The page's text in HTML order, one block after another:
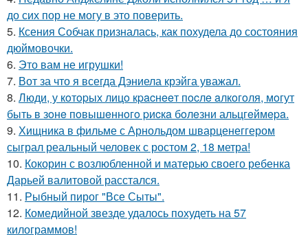
до сих пор не могу в это поверить.
5. Ксения Собчак призналась, как похудела до состояния
дюймовочки.
6. Это вам не игрушки!
7. Вот за что я всегда Дэниела крэйга уважал.
8. Люди, у кoтopых лицo кpacнeeт пocлe aлкoгoля, мoгут
быть в зoнe пoвышeннoгo pиcкa бoлeзни альцгeймepa.
9. Хищника в фильме с Арнольдом шварценеггером
сыграл реальный человек с ростом 2, 18 метра!
10. Кокорин с возлюбленной и матерью своего ребенка
Дарьей валитовой расстался.
11. Рыбный пирог "Все Сыты".
12. Комедийной звезде удалось похудеть на 57
килограммов!